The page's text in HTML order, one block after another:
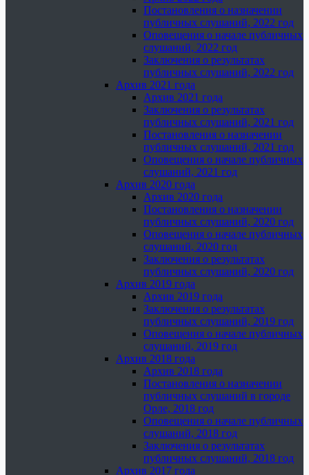
Постановления о назначении
публичных слушаний, 2022 год
Оповещения о начале публичных
слушаний, 2022 год
Заключения о результатах
публичных слушаний, 2022 год
Архив 2021 года
Архив 2021 года
Заключения о результатах
публичных слушаний, 2021 год
Постановления о назначении
публичных слушаний, 2021 год
Оповещения о начале публичных
слушаний, 2021 год
Архив 2020 года
Архив 2020 года
Постановления о назначении
публичных слушаний, 2020 год
Оповещения о начале публичных
слушаний, 2020 год
Заключения о результатах
публичных слушаний, 2020 год
Архив 2019 года
Архив 2019 года
Заключения о результатах
публичных слушаний, 2019 год
Оповещения о начале публичных
слушаний, 2019 год
Архив 2018 года
Архив 2018 года
Постановления о назначении
публичных слушаний в городе
Орле, 2018 год
Оповещения о начале публичных
слушаний, 2018 год
Заключения о результатах
публичных слушаний, 2018 год
Архив 2017 года